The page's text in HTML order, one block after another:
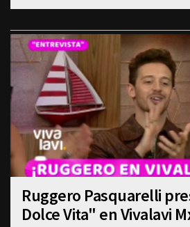
Ruggero Pasquarelli
Dolce Vita" en Vivalavi